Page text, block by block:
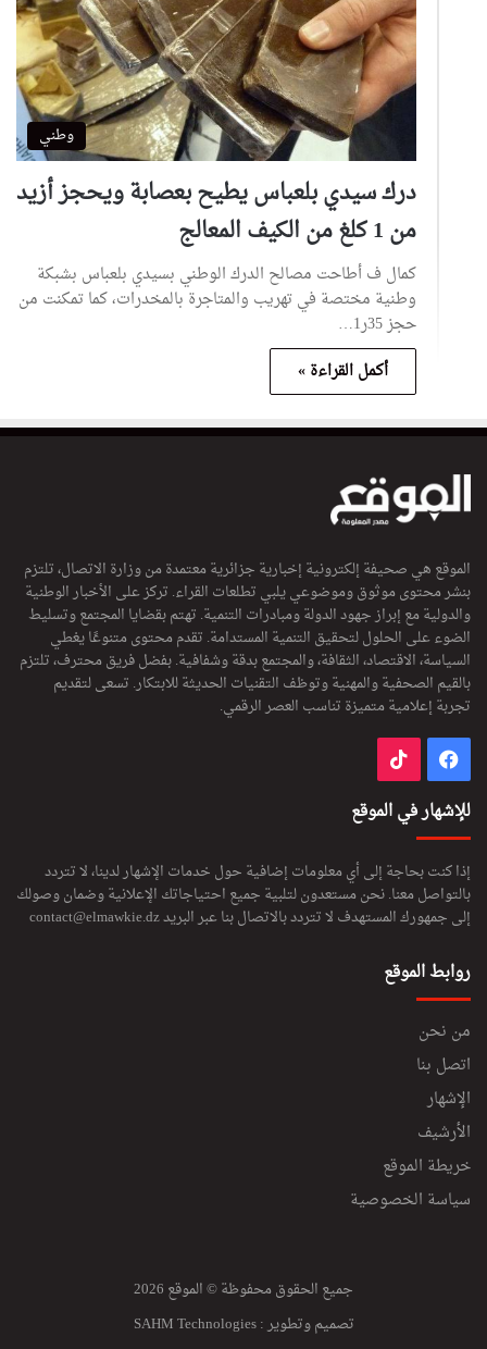
وطني
درك سيدي بلعباس يطيح بعصابة ويحجز أزيد
من 1 كلغ من الكيف المعالج
كمال ف أطاحت مصالح الدرك الوطني بسيدي بلعباس بشبكة
وطنية مختصة في تهريب والمتاجرة بالمخدرات، كما تمكنت من
حجز 35ر1…
أكمل القراءة »
الموقع هي صحيفة إلكترونية إخبارية جزائرية معتمدة من وزارة الاتصال، تلتزم
بنشر محتوى موثوق وموضوعي يلبي تطلعات القراء. تركز على الأخبار الوطنية
والدولية مع إبراز جهود الدولة ومبادرات التنمية. تهتم بقضايا المجتمع وتسليط
الضوء على الحلول لتحقيق التنمية المستدامة. تقدم محتوى متنوعًا يغطي
السياسة، الاقتصاد، الثقافة، والمجتمع بدقة وشفافية. بفضل فريق محترف، تلتزم
بالقيم الصحفية والمهنية وتوظف التقنيات الحديثة للابتكار. تسعى لتقديم
تجربة إعلامية متميزة تناسب العصر الرقمي.
فيسبوك
للإشهار في الموقع
إذا كنت بحاجة إلى أي معلومات إضافية حول خدمات الإشهار لدينا، لا تتردد
بالتواصل معنا. نحن مستعدون لتلبية جميع احتياجاتك الإعلانية وضمان وصولك
إلى جمهورك المستهدف لا تتردد بالاتصال بنا عبر البريدcontact@elmawkie.dz
روابط الموقع
من نحن
اتصل بنا
الإشهار
الأرشيف
خريطة الموقع
سياسة الخصوصية
جميع الحقوق محفوظة © الموقع 2026
تصميم وتطوير :SAHM Technologies